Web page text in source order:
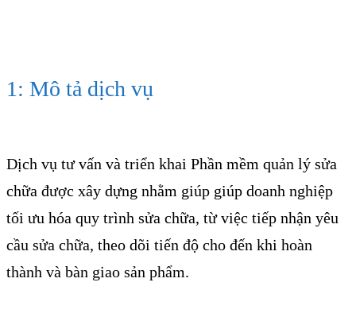
1: Mô tả dịch vụ
Dịch vụ tư vấn và triển khai Phần mềm quản lý sửa
chữa được xây dựng nhằm giúp giúp doanh nghiệp
tối ưu hóa quy trình sửa chữa, từ việc tiếp nhận yêu
cầu sửa chữa, theo dõi tiến độ cho đến khi hoàn
thành và bàn giao sản phẩm.